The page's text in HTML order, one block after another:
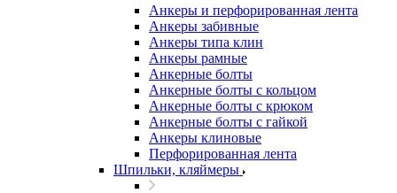
Анкеры и перфорированная лента
Анкеры забивные
Анкеры типа клин
Анкеры рамные
Анкерные болты
Анкерные болты с кольцом
Анкерные болты с крюком
Анкерные болты с гайкой
Анкеры клиновые
Перфорированная лента
Шпильки, кляймеры